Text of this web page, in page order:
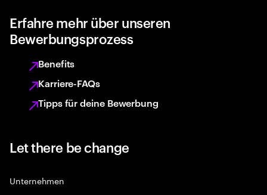
Erfahre mehr über unseren
Bewerbungsprozess
Benefits
Karriere-FAQs
Tipps für deine Bewerbung
Let there be change
Unternehmen